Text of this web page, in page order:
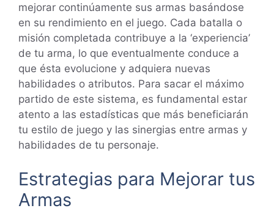
mejorar continúamente sus armas basándose
en su rendimiento en el juego. Cada batalla o
misión completada contribuye a la ‘experiencia’
de tu arma, lo que eventualmente conduce a
que ésta evolucione y adquiera nuevas
habilidades o atributos. Para sacar el máximo
partido de este sistema, es fundamental estar
atento a las estadísticas que más beneficiarán
tu estilo de juego y las sinergias entre armas y
habilidades de tu personaje.
Estrategias para Mejorar tus
Armas